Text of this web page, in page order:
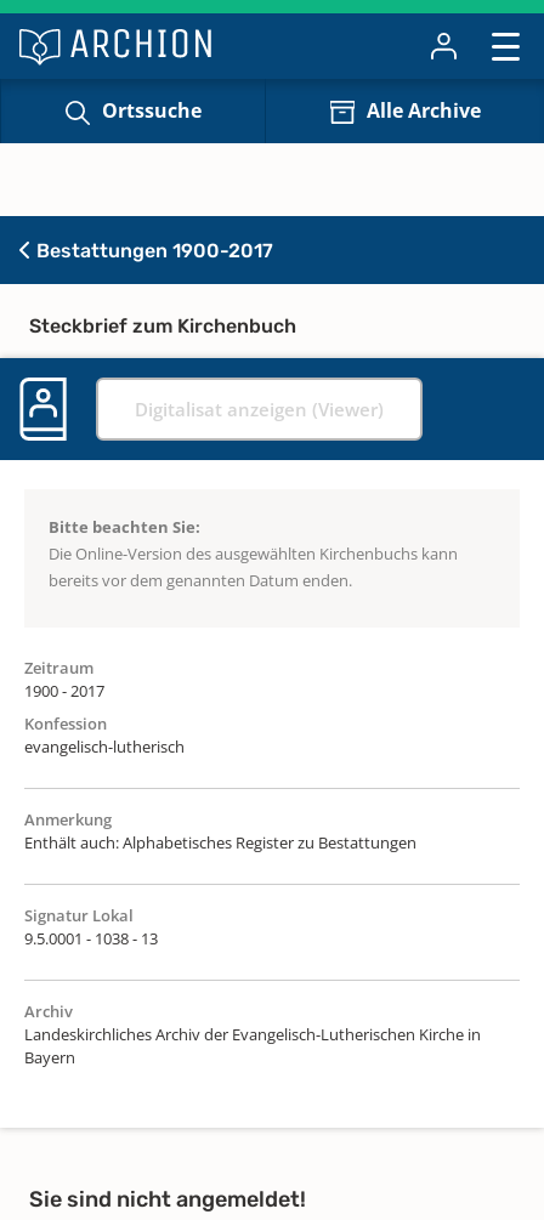
Ortssuche Alle Archive
Bestattungen 1900-2017
Steckbrief zum Kirchenbuch
Digitalisat anzeigen (Viewer)
Bitte beachten Sie:
Die Online-Version des ausgewählten Kirchenbuchs kann
bereits vor dem genannten Datum enden.
Zeitraum
1900 - 2017
Konfession
evangelisch-lutherisch
Anmerkung
Enthält auch: Alphabetisches Register zu Bestattungen
Signatur Lokal
9.5.0001 - 1038 - 13
Archiv
Landeskirchliches Archiv der Evangelisch-Lutherischen Kirche in
Bayern
Sie sind nicht angemeldet!